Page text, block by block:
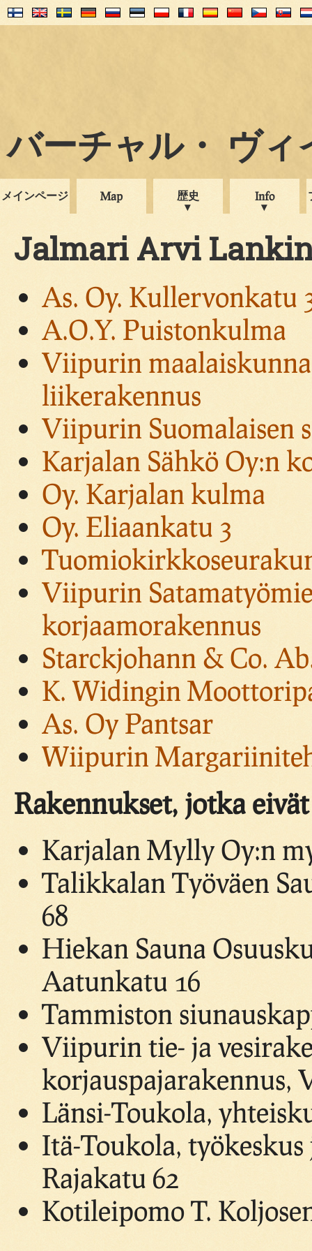
バーチャル・ ヴィ
メインページ Map 歴史 Info
Jalmari Arvi
As. Oy. Kullervonkatu
A.O.Y. Puistonkulma
Viipurin
liikerakennus
Viipurin Suomalaisen
Karjalan Sähkö Oy:n
Oy. Karjalan kulma
Oy. Eliaankatu 3
Viipurin
korjaamorakennus
Starckjohann & Co.
K. Widingin
As. Oy Pantsar
Wiipurin
Rakennukset, jotka
Karjalan Mylly Oy:n
Talikkalan Työväen
68
Hiekan Sauna
Aatunkatu 16
Tammiston
Viipurin tie- ja
korjauspajarakennus,
Länsi-Toukola,
Itä-Toukola,
Rajakatu 62
Kotileipomo T.